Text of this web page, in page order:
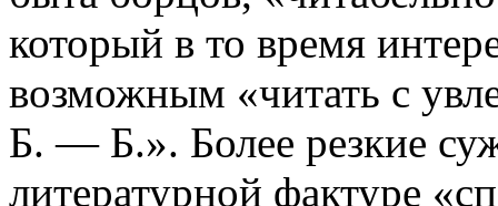
который в то время
возможным «читать с
Б. — Б.». Более резкие
литературной фактуре